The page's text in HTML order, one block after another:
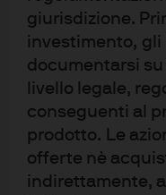
giurisdizione.
investimento,
documentarsi
livello legale,
conseguenti al
prodotto. Le
offerte nè
indirettamente,
disponibile sul sito
privacy-policy. La
pubblicata in
JPMorgan Asset
route de Trèves, L-
di Lussemburgo,
capitale sociale EUR
comunicazione è
da JPMorgan Asset
è autorizzata e
Conduct Authority.